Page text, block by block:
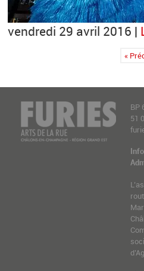
vendredi 29 avril 2016 |
«
BP
51